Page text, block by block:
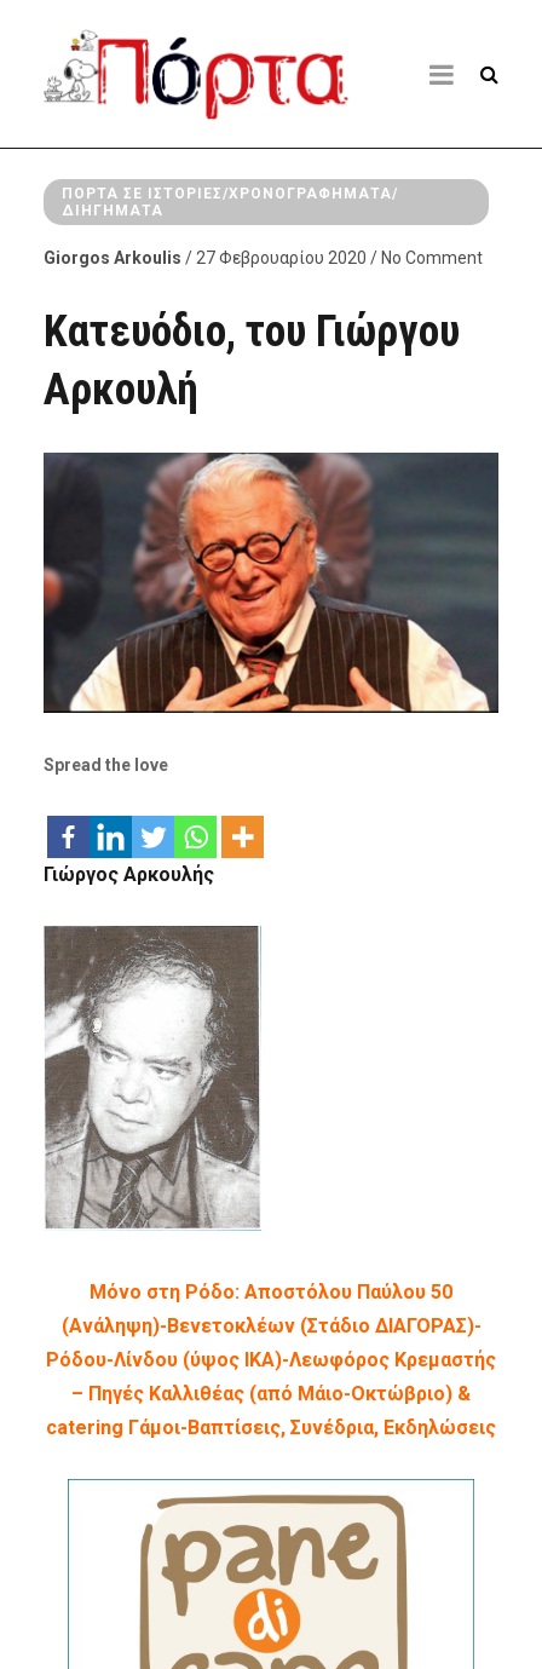
ΠΌΡΤΑ ΣΕ ΙΣΤΟΡΊΕΣ/ΧΡΟΝΟΓΡΑΦΉΜΑΤΑ/
ΔΙΗΓΉΜΑΤΑ
Giorgos Arkoulis / 27 Φεβρουαρίου 2020 / No Comment
Κατευόδιο, του Γιώργου
Αρκουλή
Spread the love
Γιώργος Αρκουλής
Μόνο στη Ρόδο: Αποστόλου Παύλου 50
(Ανάληψη)-Βενετοκλέων (Στάδιο ΔΙΑΓΟΡΑΣ)-
Ρόδου-Λίνδου (ύψος ΙΚΑ)-Λεωφόρος Κρεμαστής
– Πηγές Καλλιθέας (από Μάιο-Οκτώβριο) &
catering Γάμοι-Βαπτίσεις, Συνέδρια, Εκδηλώσεις